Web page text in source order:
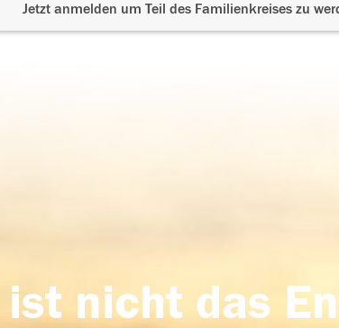
Jetzt anmelden um Teil des Familienkreises zu
ist nicht das